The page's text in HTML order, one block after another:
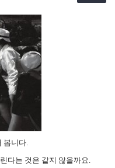
봅니다.
다는 것은 같지 않을까요.